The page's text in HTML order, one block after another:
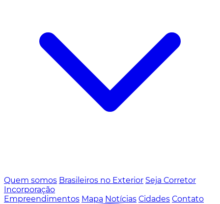
Quem somos Brasileiros no Exterior Seja Corretor
Incorporação
Empreendimentos Mapa Notícias Cidades Contato